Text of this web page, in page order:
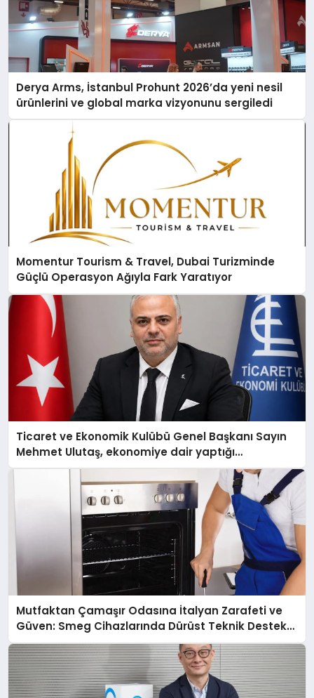
Derya Arms, İstanbul Prohunt 2026’da yeni nesil
ürünlerini ve global marka vizyonunu sergiledi
Momentur Tourism & Travel, Dubai Turizminde
Güçlü Operasyon Ağıyla Fark Yaratıyor
Ticaret ve Ekonomik Kulübü Genel Başkanı Sayın
Mehmet Ulutaş, ekonomiye dair yaptığı
açıklamada şunları kaydetti:
Mutfaktan Çamaşır Odasına İtalyan Zarafeti ve
Güven: Smeg Cihazlarında Dürüst Teknik Destek
Deneyimi